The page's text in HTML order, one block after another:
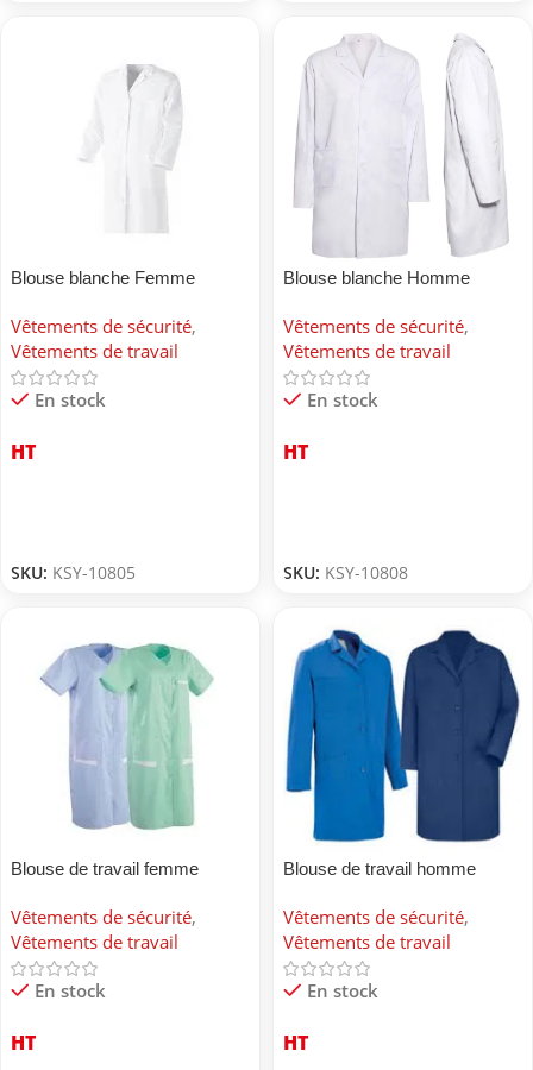
Blouse blanche Femme
Vêtements de sécurité,
Vêtements de travail
En stock
HT
SKU: KSY-10805
Blouse blanche Homme
Vêtements de sécurité,
Vêtements de travail
En stock
HT
SKU: KSY-10808
Blouse de travail femme
Vêtements de sécurité,
Vêtements de travail
En stock
HT
Blouse de travail homme
Vêtements de sécurité,
Vêtements de travail
En stock
HT